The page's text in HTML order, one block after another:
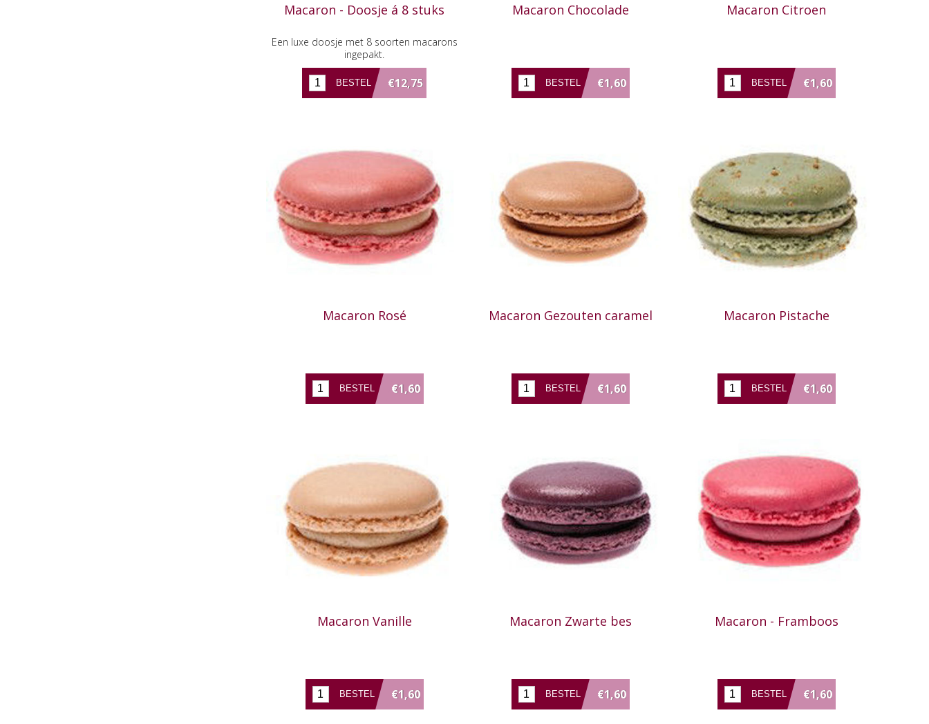
Macaron - Doosje á 8 stuks
Een luxe doosje met 8 soorten macarons
ingepakt.
€12,75
Macaron Chocolade
€1,60
Macaron Citroen
€1,60
Macaron Rosé
€1,60
Macaron Gezouten caramel
€1,60
Macaron Pistache
€1,60
Macaron Vanille
€1,60
Macaron Zwarte bes
€1,60
Macaron - Framboos
€1,60